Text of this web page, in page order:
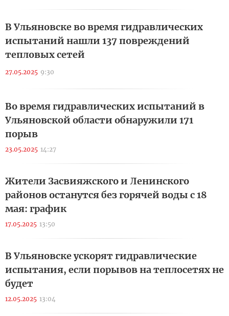
В Ульяновске во время гидравлических
испытаний нашли 137 повреждений
тепловых сетей
27.05.2025 9:30
Во время гидравлических испытаний в
Ульяновской области обнаружили 171
порыв
23.05.2025 14:27
Жители Засвияжского и Ленинского
районов останутся без горячей воды с 18
мая: график
17.05.2025 13:50
В Ульяновске ускорят гидравлические
испытания, если порывов на теплосетях не
будет
12.05.2025 13:04